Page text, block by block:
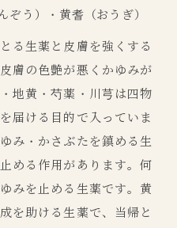
ぞう）・黄耆（おうぎ）
る生薬と皮膚を強くする
膚の色艶が悪くかゆみが
地黄・芍薬・川芎は四物
届ける目的で入っていま
み・かさぶたを鎮める生
める作用があります。何
みを止める生薬です。黄
を助ける生薬で、当帰と